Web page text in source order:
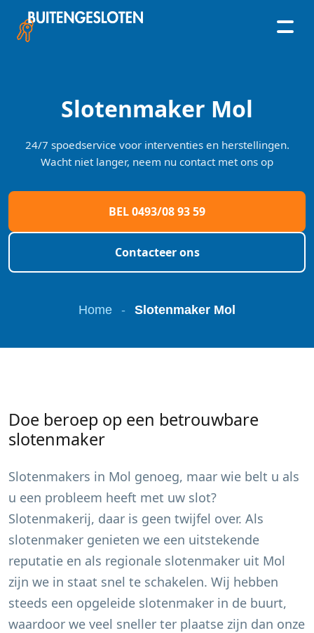
content
Slotenmaker Mol
24/7 spoedservice voor interventies en herstellingen.
Wacht niet langer, neem nu contact met ons op
BEL 0493/08 93 59
Contacteer ons
Home - Slotenmaker Mol
Doe beroep op een betrouwbare
slotenmaker
Slotenmakers in Mol genoeg, maar wie belt u als
u een probleem heeft met uw slot?
Slotenmakerij, daar is geen twijfel over. Als
slotenmaker genieten we een uitstekende
reputatie en als regionale slotenmaker uit Mol
zijn we in staat snel te schakelen. Wij hebben
steeds een opgeleide slotenmaker in de buurt,
waardoor we veel sneller ter plaatse zijn dan onze